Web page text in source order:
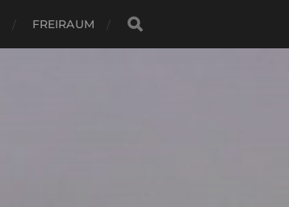
FREIRAUM